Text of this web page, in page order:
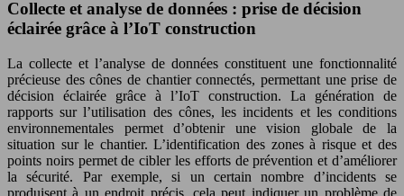
Collecte et analyse de données : prise de décision
éclairée grâce à l’IoT construction
La collecte et l’analyse de données constituent une fonctionnalité
précieuse des cônes de chantier connectés, permettant une prise de
décision éclairée grâce à l’IoT construction. La génération de
rapports sur l’utilisation des cônes, les incidents et les conditions
environnementales permet d’obtenir une vision globale de la
situation sur le chantier. L’identification des zones à risque et des
points noirs permet de cibler les efforts de prévention et d’améliorer
la sécurité. Par exemple, si un certain nombre d’incidents se
produisent à un endroit précis, cela peut indiquer un problème de